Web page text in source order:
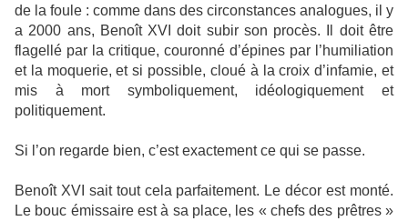
de la foule : comme dans des circonstances analogues, il y
a 2000 ans, Benoît XVI doit subir son procès. Il doit être
flagellé par la critique, couronné d’épines par l’humiliation
et la moquerie, et si possible, cloué à la croix d’infamie, et
mis à mort symboliquement, idéologiquement et
politiquement.
Si l’on regarde bien, c’est exactement ce qui se passe.
Benoît XVI sait tout cela parfaitement. Le décor est monté.
Le bouc émissaire est à sa place, les « chefs des prêtres »